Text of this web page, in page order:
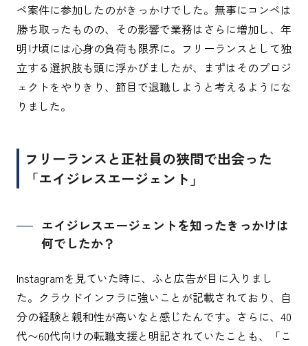
ペ案件に参加したのがきっかけでした。無事にコンペは
勝ち取ったものの、その影響で業務はさらに増加し、年
明け頃には心身の負荷も限界に。フリーランスとして独
立する選択肢も頭に浮かびましたが、まずはそのプロジ
ェクトをやりきり、節目で退職しようと考えるようにな
りました。
フリーランスと正社員の狭間で出会った
「エイジレスエージェント」
エイジレスエージェントを知ったきっかけは
何でしたか？
Instagramを見ていた時に、ふと広告が目に入りまし
た。クラウドインフラに強いことが記載されており、自
分の経験と親和性が高いなと感じたんです。さらに、40
代〜60代向けの転職支援と明記されていたことも、「こ